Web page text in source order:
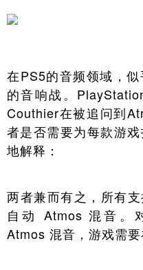
在PS5的音频领域，
的音响战。
Couthier在被追问到
者是否需要为每款游
地解释：
两者兼而有之，所有
自动 Atmos 混音。
Atmos 混音，游戏需要